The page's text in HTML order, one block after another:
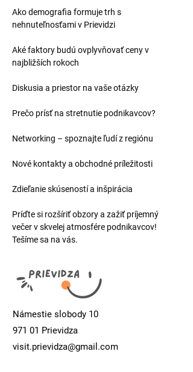
Ako demografia formuje trh s
nehnuteľnosťami v Prievidzi
Aké faktory budú ovplyvňovať ceny v
najbližších rokoch
Diskusia a priestor na vaše otázky
Prečo prísť na stretnutie podnikavcov?
Networking – spoznajte ľudí z regiónu
Nové kontakty a obchodné príležitosti
Zdieľanie skúseností a inšpirácia
Príďte si rozšíriť obzory a zažiť príjemný
večer v skvelej atmosfére podnikavcov!
Tešíme sa na vás.
Námestie slobody 10
971 01 Prievidza
visit.prievidza@gmail.com